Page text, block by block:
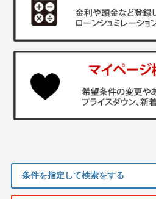
条件を指定して検索をする